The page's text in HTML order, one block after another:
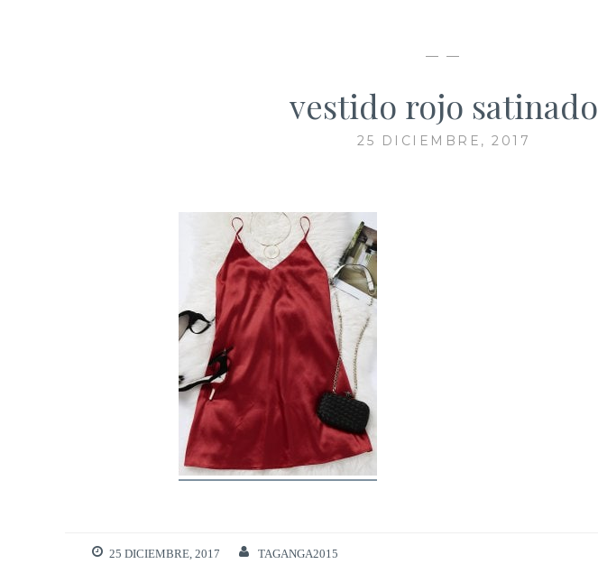
— —
vestido rojo satinado
25 DICIEMBRE, 2017
25 DICIEMBRE, 2017 TAGANGA2015